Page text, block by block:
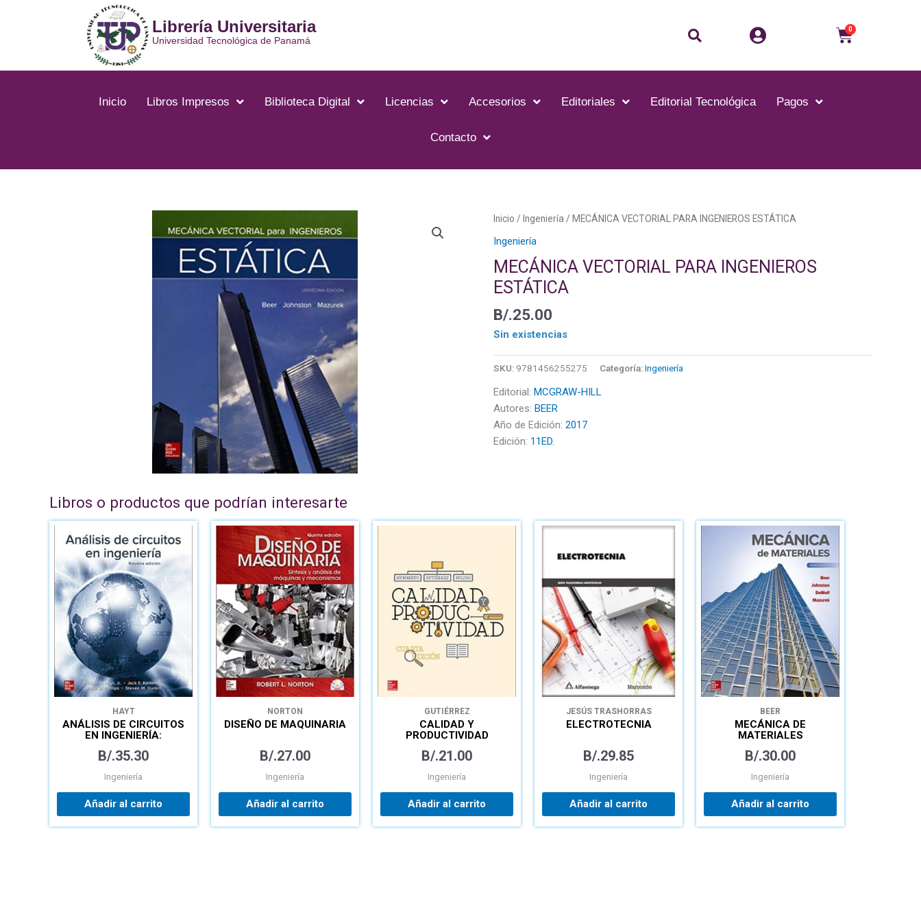
Librería Universitaria
Universidad Tecnológica de Panamá Buscar 0Carrito
Inicio Libros Impresos Biblioteca Digital Licencias Accesorios Editoriales Editorial Tecnológica Pagos
Contacto
Inicio / Ingeniería / MECÁNICA VECTORIAL PARA INGENIEROS ESTÁTICA
Ingeniería
MECÁNICA VECTORIAL PARA INGENIEROS
ESTÁTICA
B/.25.00
Sin existencias
SKU: 9781456255275 Categoría:Ingeniería
Editorial: MCGRAW-HILL
Autores: BEER
Año de Edición: 2017
Edición: 11ED.
Libros o productos que podrían interesarte
HAYT
ANÁLISIS DE CIRCUITOS
EN INGENIERÍA:
B/.35.30
Ingeniería
Añadir al carrito
NORTON
DISEÑO DE MAQUINARIA
B/.27.00
Ingeniería
Añadir al carrito
GUTIÉRREZ
CALIDAD Y
PRODUCTIVIDAD
B/.21.00
Ingeniería
Añadir al carrito
JESÚS TRASHORRAS
MONTECELOS
ELECTROTECNIA
B/.29.85
Ingeniería
Añadir al carrito
BEER
MECÁNICA DE
MATERIALES
B/.30.00
Ingeniería
Añadir al carrito